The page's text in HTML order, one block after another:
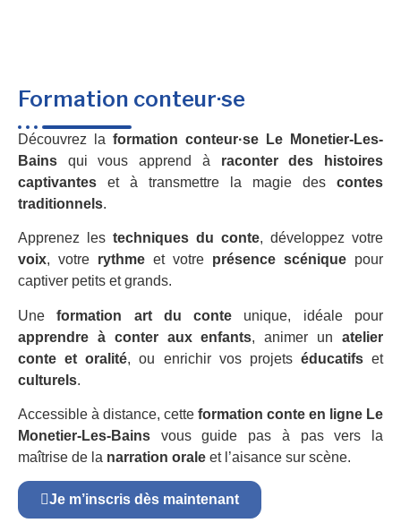
Formation conteur·se
Découvrez la formation conteur·se Le Monetier-Les-
Bains qui vous apprend à raconter des histoires
captivantes et à transmettre la magie des contes
traditionnels.
Apprenez les techniques du conte, développez votre
voix, votre rythme et votre présence scénique pour
captiver petits et grands.
Uneformation art du conte unique, idéale pour
apprendre à conter aux enfants, animer unatelier
conte et oralité, ou enrichir vos projets éducatifset
culturels.
Accessible à distance, cette formation conte en ligne Le
Monetier-Les-Bains vous guide pas à pas vers la
maîtrise de la narration orale et l’aisance sur scène.
Je m’inscris dès maintenant